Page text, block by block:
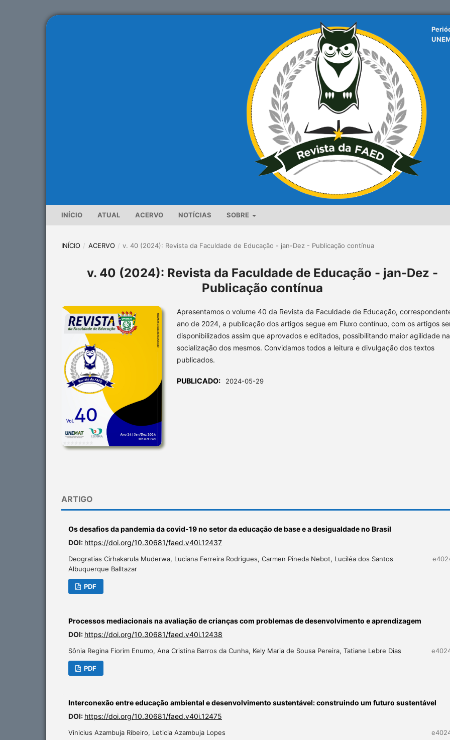
INÍCIO ATUAL ACERVO NOTÍCIAS SOBRE
INÍCIO / ACERVO / v. 40 (2024): Revista da Faculdade de Educação - jan-Dez - Publicação contínua
v. 40 (2024): Revista da Faculdade de Educação - jan-Dez -
Publicação contínua
Apresentamos o volume 40 da Revista da Faculdade de Educação,
ano de 2024, a publicação dos artigos segue em Fluxo contínuo, com os artigos
disponibilizados assim que aprovados e editados, possibilitando maior agilidade na
socialização dos mesmos. Convidamos todos a leitura e divulgação dos textos
publicados.
PUBLICADO: 2024-05-29
ARTIGO
Os desafios da pandemia da covid-19 no setor da educação de base e a desigualdade no Brasil
DOI: https://doi.org/10.30681/faed.v40i.12437
Deogratias Cirhakarula Muderwa, Luciana Ferreira Rodrigues, Carmen Pineda Nebot, Luciléa dos Santos
Albuquerque Balltazar
PDF
Processos mediacionais na avaliação de crianças com problemas de desenvolvimento e aprendizagem
DOI: https://doi.org/10.30681/faed.v40i.12438
Sônia Regina Fiorim Enumo, Ana Cristina Barros da Cunha, Kely Maria de Sousa Pereira, Tatiane Lebre Dias
PDF
Interconexão entre educação ambiental e desenvolvimento sustentável: construindo um futuro sustentável
DOI: https://doi.org/10.30681/faed.v40i.12475
Vinicius Azambuja Ribeiro, Leticia Azambuja Lopes